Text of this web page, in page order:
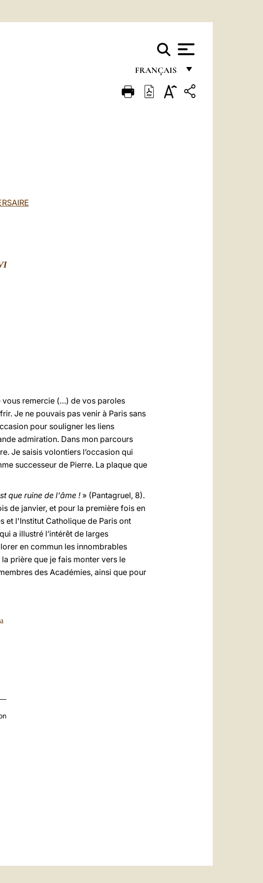
FRANÇAIS
FRANÇAIS
vous remercie (…) de vos paroles
Je ne pouvais pas venir à Paris sans
pour souligner les liens
admiration. Dans mon parcours
Je saisis volontiers l’occasion qui
successeur de Pierre. La plaque que
que ruine de l'âme !» (Pantagruel, 8).
de janvier, et pour la première fois en
et l'Institut Catholique de Paris ont
a illustré l’intérêt de larges
en commun les innombrables
prière que je fais monter vers le
des Académies, ainsi que pour